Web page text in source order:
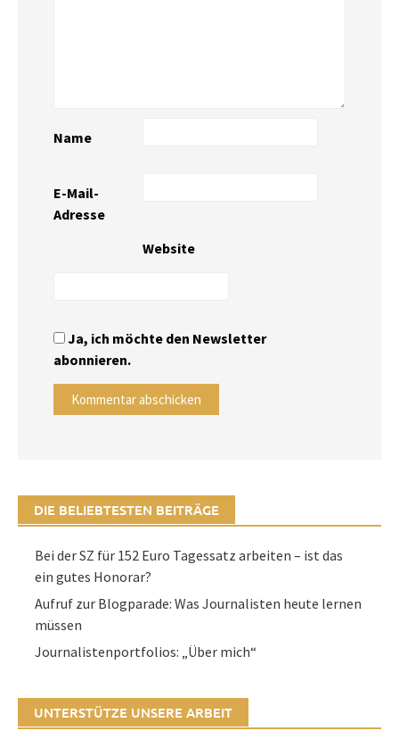
Name
E-Mail-
Adresse
Website
Ja, ich möchte den Newsletter
abonnieren.
DIE BELIEBTESTEN BEITRÄGE
Bei der SZ für 152 Euro Tagessatz arbeiten – ist das
ein gutes Honorar?
Aufruf zur Blogparade: Was Journalisten heute lernen
müssen
Journalistenportfolios: „Über mich“
UNTERSTÜTZE UNSERE ARBEIT